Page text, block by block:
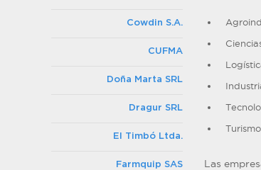
Cowdin S.A.
CUFMA
Doña Marta SRL
Dragur SRL
El Timbó Ltda.
Farmquip SAS
Turismo
Las